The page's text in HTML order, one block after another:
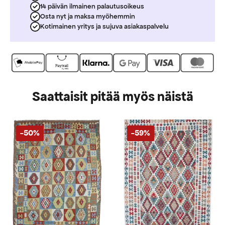
14 päivän ilmainen palautusoikeus
Osta nyt ja maksa myöhemmin
Kotimainen yritys ja sujuva asiakaspalvelu
Saattaisit pitää myös näistä
-50% -59%